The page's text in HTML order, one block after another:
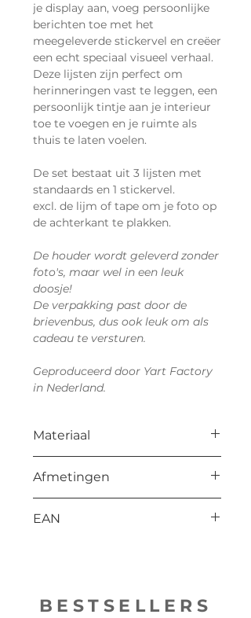
je display aan, voeg persoonlijke
berichten toe met het
meegeleverde stickervel en creëer
een echt speciaal visueel verhaal.
Deze lijsten zijn perfect om
herinneringen vast te leggen, een
persoonlijk tintje aan je interieur
toe te voegen en je ruimte als
thuis te laten voelen.
De set bestaat uit 3 lijsten met
standaards en 1 stickervel.
excl. de lijm of tape om je foto op
de achterkant te plakken.
De houder wordt geleverd zonder
foto's, maar wel in een leuk
doosje!
De verpakking past door de
brievenbus, dus ook leuk om als
cadeau te versturen.
Geproduceerd door Yart Factory
in Nederland.
Materiaal
Afmetingen
H: 125 mm
EAN
BESTSELLERS